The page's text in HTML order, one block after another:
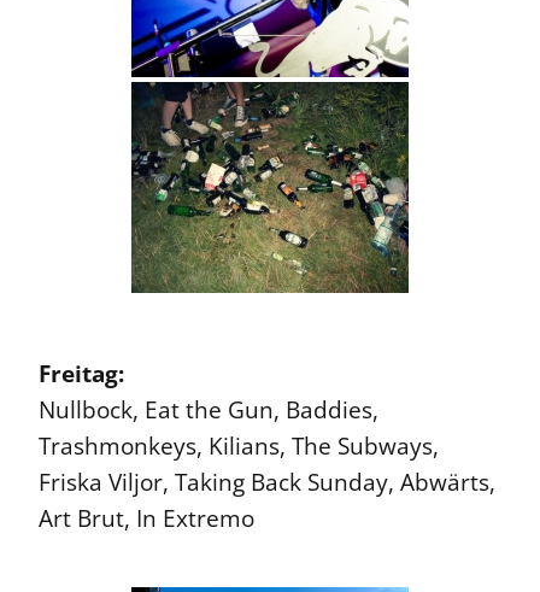
Freitag:
Nullbock, Eat the Gun, Baddies,
Trashmonkeys, Kilians, The Subways,
Friska Viljor, Taking Back Sunday, Abwärts,
Art Brut, In Extremo